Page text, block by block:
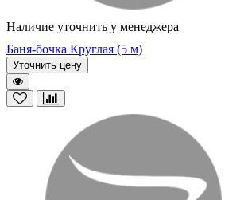
Наличие уточнить у менеджера
Баня-бочка Круглая (5 м)
Уточнить цену